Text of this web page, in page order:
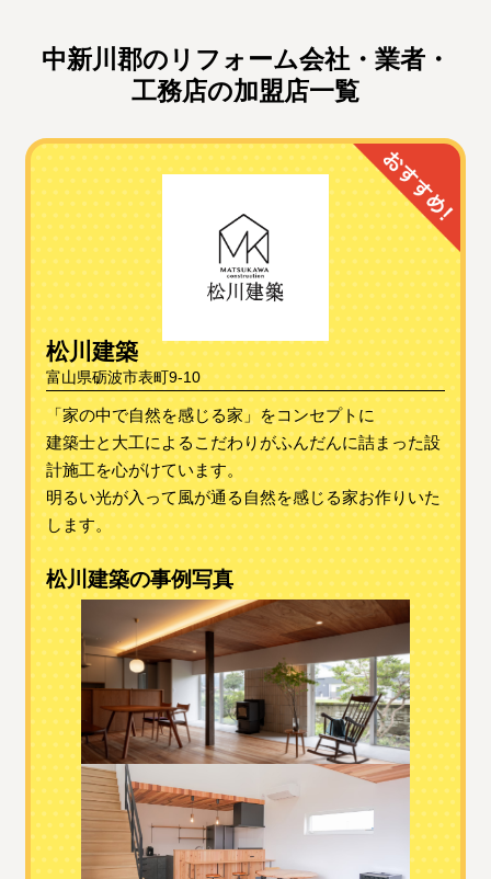
中新川郡のリフォーム会社・業者・
工務店の加盟店一覧
松川建築
富山県砺波市表町9-10
「家の中で自然を感じる家」をコンセプトに
建築士と大工によるこだわりがふんだんに詰まった設
計施工を心がけています。
明るい光が入って風が通る自然を感じる家お作りいた
します。
松川建築の事例写真